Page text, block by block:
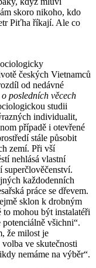
skoro nikoho, kdo
Piťha říkají. Ale co
českých Vietnamců
od nedávné
posledních věcech
studii
individualit,
případě i otevřené
stále působit
zemí. Při vší
nehlásá vlastní
superčlověčenství.
každodenních
práce se dřevem.
sklon k drobným
mohou být instalatéři
všichni“.
že milost je
ve skutečnosti
nemáme na výběr“.